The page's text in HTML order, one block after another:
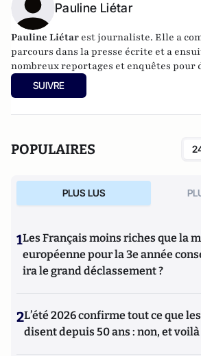
Pauline Liétar
Pauline Liétar est journaliste. Elle a
parcours dans la presse écrite et a
nombreux reportages et enquêtes pour
émissions comme
Sept à Huit. Son documentaire sur «
SUIVRE
POPULAIRES
PLUS LUS
1Les Français moins riches que la
européenne pour la 3e année
ira le grand déclassement ?
2L’été 2026 confirme tout ce que
disent depuis 50 ans : non, et